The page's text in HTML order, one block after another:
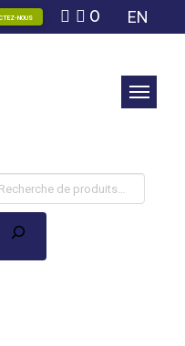
NOUS 0 EN